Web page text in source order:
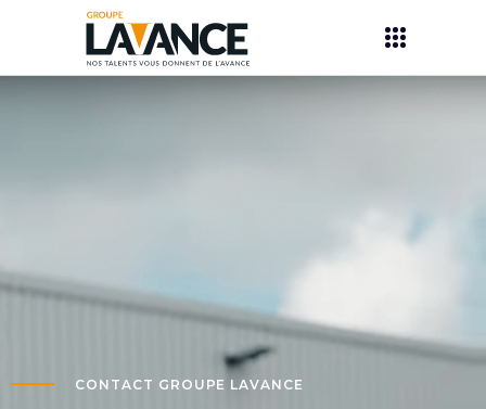
CONTACT GROUPE LAVANCE